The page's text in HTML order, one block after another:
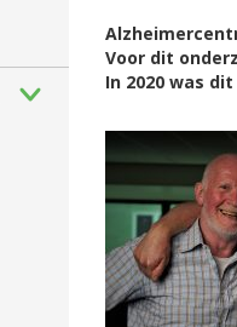
Voor dit
In 2020 was